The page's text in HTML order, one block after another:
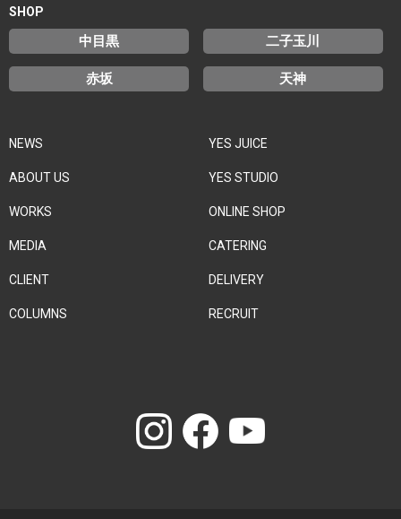
NEWS
ABOUT US
WORKS
MEDIA
CLIENT
COLUMNS
YES JUICE
YES STUDIO
ONLINE SHOP
CATERING
DELIVERY
RECRUIT
SHOP
中目黒 二子玉川
赤坂 天神